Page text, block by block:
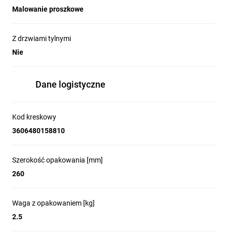
Malowanie proszkowe
Z drzwiami tylnymi
Nie
Dane logistyczne
Kod kreskowy
3606480158810
Szerokość opakowania [mm]
260
Waga z opakowaniem [kg]
2.5